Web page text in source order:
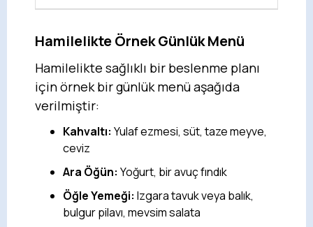
Hamilelikte Örnek Günlük Menü
Hamilelikte sağlıklı bir beslenme planı
için örnek bir günlük menü aşağıda
verilmiştir:
Kahvaltı: Yulaf ezmesi, süt, taze meyve,
ceviz
Ara Öğün: Yoğurt, bir avuç fındık
Öğle Yemeği: Izgara tavuk veya balık,
bulgur pilavı, mevsim salata